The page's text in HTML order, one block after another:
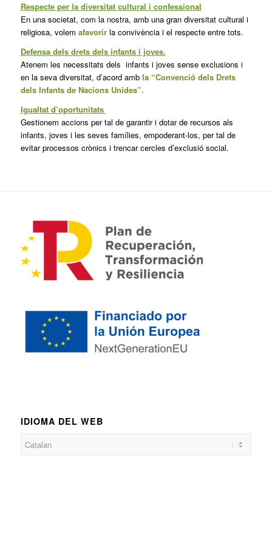
Respecte per la diversitat cultural i confessional
En una societat, com la nostra, amb una gran diversitat cultural i
religiosa, volem afavorir la convivència i el respecte entre tots.
Defensa dels drets dels infants i joves.
Atenem les necessitats dels infants i joves sense exclusions i
en la seva diversitat, d’acord amb la“Convenció dels Drets
dels Infants de Nacions Unides”.
Igualtat d’oportunitats
Gestionem accions per tal de garantir i dotar de recursos als
infants, joves i les seves famílies, empoderant-los, per tal de
evitar processos crònics i trencar cercles d’exclusió social.
IDIOMA DEL WEB